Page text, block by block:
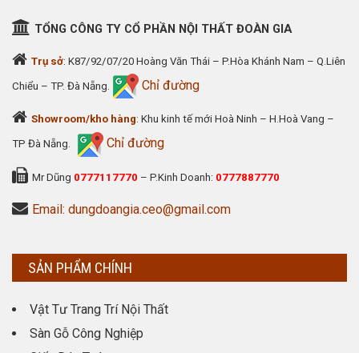
TỔNG CÔNG TY CỔ PHẦN NỘI THẤT ĐOÀN GIA
Trụ sở: K87/92/07/20 Hoàng Văn Thái – P.Hòa Khánh Nam – Q.Liên
Chiểu – TP. Đà Nẵng. Chỉ đường
Showroom/kho hàng: Khu kinh tế mới Hoà Ninh – H.Hoà Vang –
TP Đà Nẵng. Chỉ đường
Mr Dũng 0777117770 – P.Kinh Doanh: 0777887770
Email: dungdoangia.ceo@gmail.com
SẢN PHẨM CHÍNH
Vật Tư Trang Trí Nội Thất
Sàn Gỗ Công Nghiệp